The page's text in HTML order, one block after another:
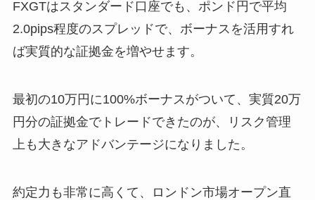
FXGTはスタンダード口座でも、ポンド円で平均
2.0pips程度のスプレッドで、ボーナスを活用すれ
ば実質的な証拠金を増やせます。
最初の10万円に100%ボーナスがついて、実質20万
円分の証拠金でトレードできたのが、リスク管理
上も大きなアドバンテージになりました。
約定力も非常に高くて、ロンドン市場オープン直